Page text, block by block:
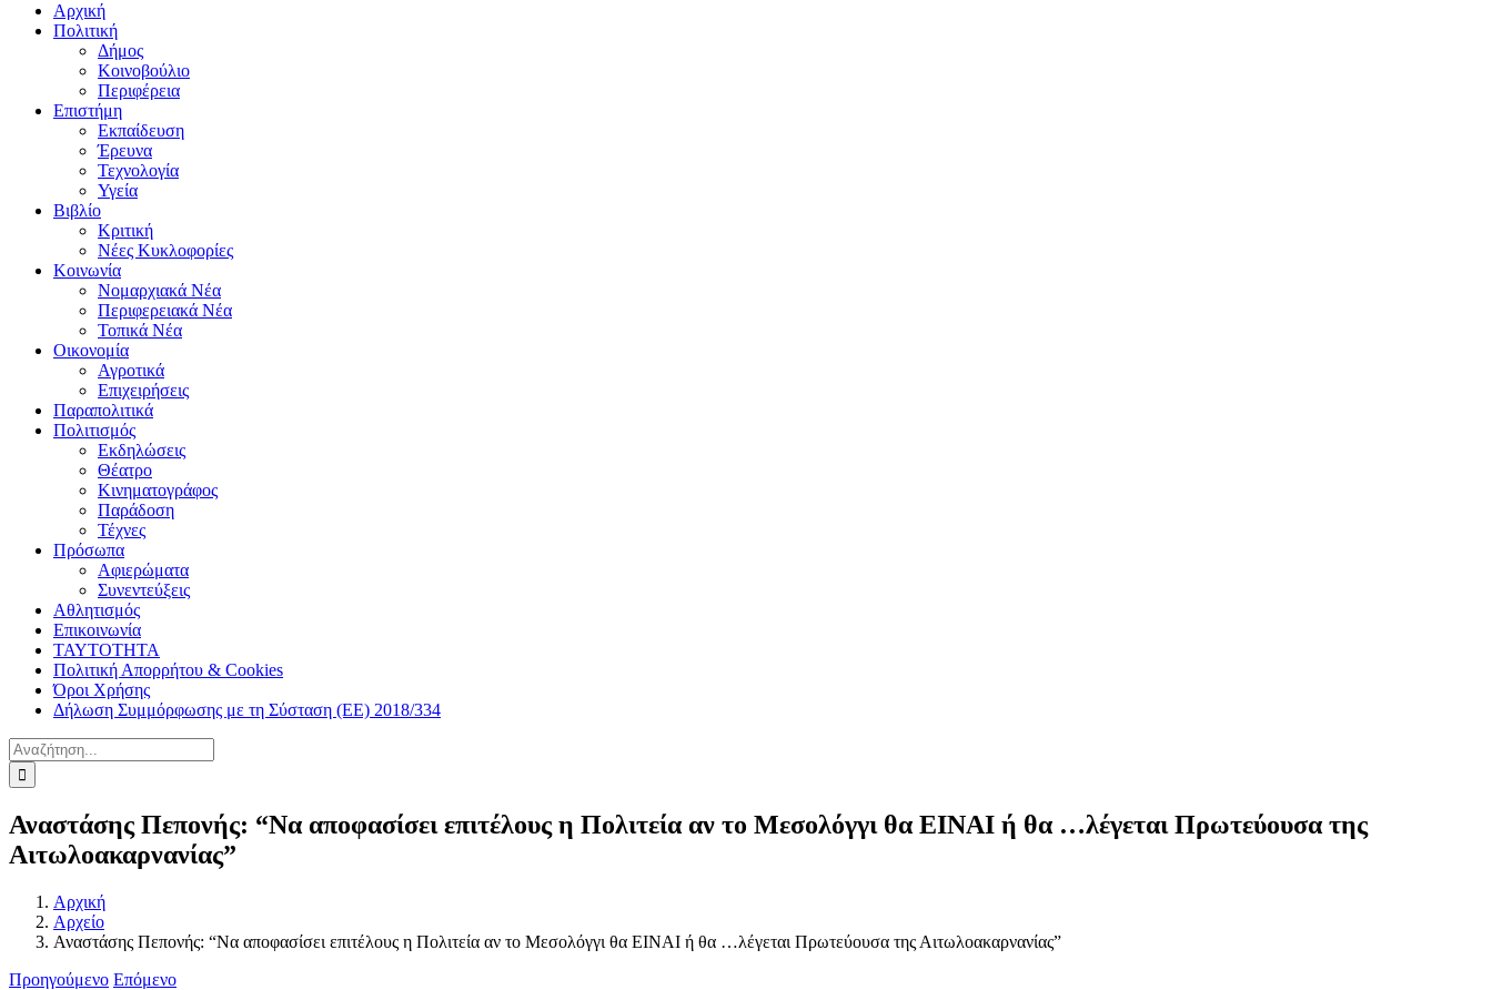
Αρχική
Πολιτική
Δήμος
Κοινοβούλιο
Περιφέρεια
Επιστήμη
Εκπαίδευση
Έρευνα
Τεχνολογία
Υγεία
Βιβλίο
Κριτική
Νέες Κυκλοφορίες
Κοινωνία
Νομαρχιακά Νέα
Περιφερειακά Νέα
Τοπικά Νέα
Οικονομία
Αγροτικά
Επιχειρήσεις
Παραπολιτικά
Πολιτισμός
Εκδηλώσεις
Θέατρο
Κινηματογράφος
Παράδοση
Τέχνες
Πρόσωπα
Αφιερώματα
Συνεντεύξεις
Αθλητισμός
Επικοινωνία
ΤΑΥΤΟΤΗΤΑ
Πολιτική Απορρήτου & Cookies
Όροι Χρήσης
Δήλωση Συμμόρφωσης με τη Σύσταση (ΕΕ) 2018/334
Αναζήτηση
για:
Αναστάσης Πεπονής: “Να αποφασίσει επιτέλους η Πολιτεία αν το Μεσολόγγι θα ΕΙΝΑΙ ή θα …λέγεται Πρωτεύουσα της
Αιτωλοακαρνανίας”
Αρχική
Αρχείο
Αναστάσης Πεπονής: “Να αποφασίσει επιτέλους η Πολιτεία αν το Μεσολόγγι θα ΕΙΝΑΙ ή θα …λέγεται Πρωτεύουσα της Αιτωλοακαρνανίας”
Προηγούμενο Επόμενο